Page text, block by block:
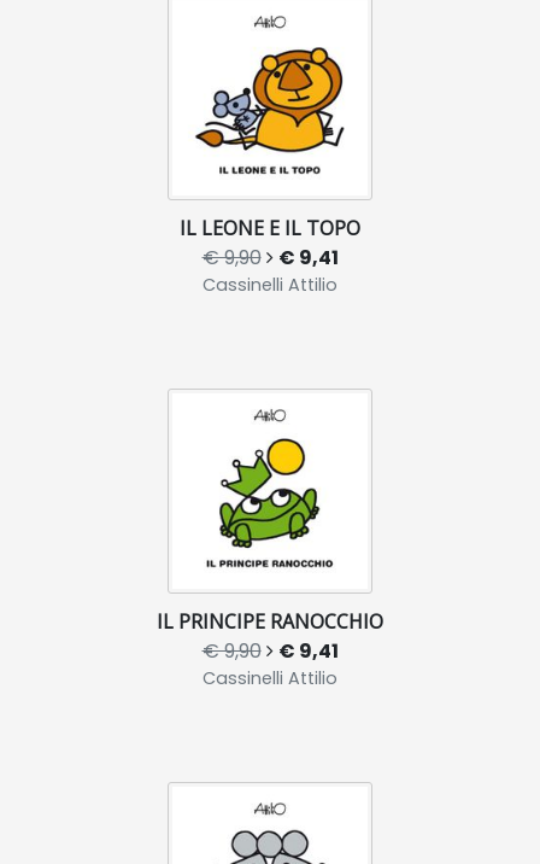
IL LEONE E IL TOPO
€ 9,90 € 9,41
Cassinelli Attilio
IL PRINCIPE RANOCCHIO
€ 9,90 € 9,41
Cassinelli Attilio